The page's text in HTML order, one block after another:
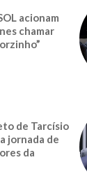
acionam
chamar
de Tarcísio
jornada de
da